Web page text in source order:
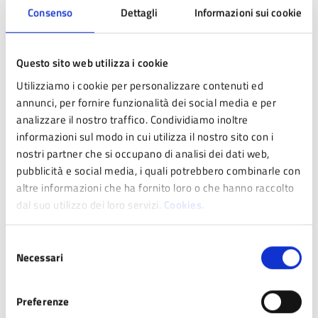
Consenso Dettagli Informazioni sui cookie
Questo sito web utilizza i cookie
Utilizziamo i cookie per personalizzare contenuti ed
annunci, per fornire funzionalità dei social media e per
analizzare il nostro traffico. Condividiamo inoltre
informazioni sul modo in cui utilizza il nostro sito con i
nostri partner che si occupano di analisi dei dati web,
pubblicità e social media, i quali potrebbero combinarle con
altre informazioni che ha fornito loro o che hanno raccolto
dal suo utilizzo dei loro servizi. Cookies.
delNecessari
Preferenze
Per informazioni e prenotazioni mostre
Assessorato alle Attività Culturali
Palazzo Ducale, via Giardini, 3 – tel. 0536 29964 / 29026